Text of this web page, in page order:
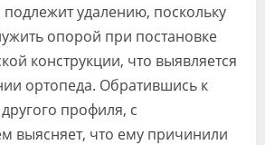
удалению, поскольку
опорой при постановке
конструкции, что выявляется
ортопеда. Обратившись к
профиля, с
выясняет, что ему причинили